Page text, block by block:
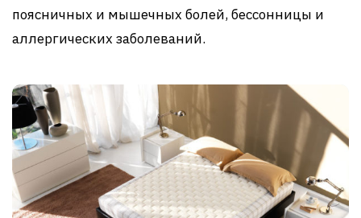
поясничных и мышечных болей, бессонницы и
аллергических заболеваний.